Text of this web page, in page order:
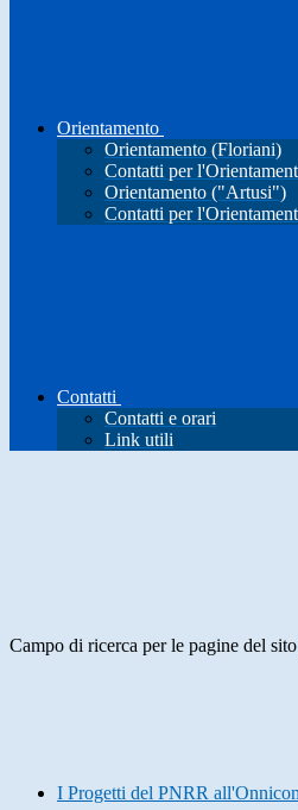
Orientamento
Orientamento (Floriani)
Contatti per
Orientamento ("Artusi")
Contatti per
Contatti
Contatti e orari
Link utili
Campo di ricerca per le pagine del sito
I Progetti del PNRR